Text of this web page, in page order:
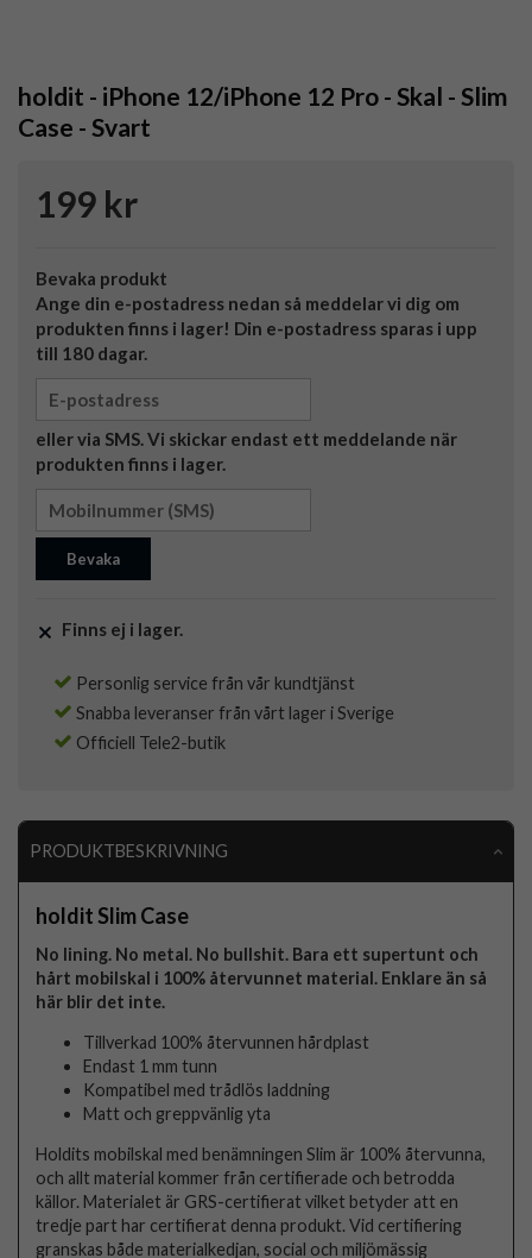
holdit - iPhone 12/iPhone 12 Pro - Skal - Slim
Case - Svart
199 kr
Bevaka produkt
Ange din e-postadress nedan så meddelar vi dig om
produkten finns i lager! Din e-postadress sparas i upp
till 180 dagar.
eller via SMS. Vi skickar endast ett meddelande när
produkten finns i lager.
Bevaka
Finns ej i lager.
Personlig service från vår kundtjänst
Snabba leveranser från vårt lager i Sverige
Officiell Tele2-butik
PRODUKTBESKRIVNING
holdit Slim Case
No lining. No metal. No bullshit. Bara ett supertunt och
hårt mobilskal i 100% återvunnet material. Enklare än så
här blir det inte.
Tillverkad 100% återvunnen hårdplast
Endast 1 mm tunn
Kompatibel med trådlös laddning
Matt och greppvänlig yta
Holdits mobilskal med benämningen Slim är 100% återvunna,
och allt material kommer från certifierade och betrodda
källor. Materialet är GRS-certifierat vilket betyder att en
tredje part har certifierat denna produkt. Vid certifiering
granskas både materialkedjan, social och miljömässig